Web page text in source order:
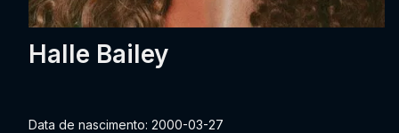
Halle Bailey
Data de nascimento: 2000-03-27